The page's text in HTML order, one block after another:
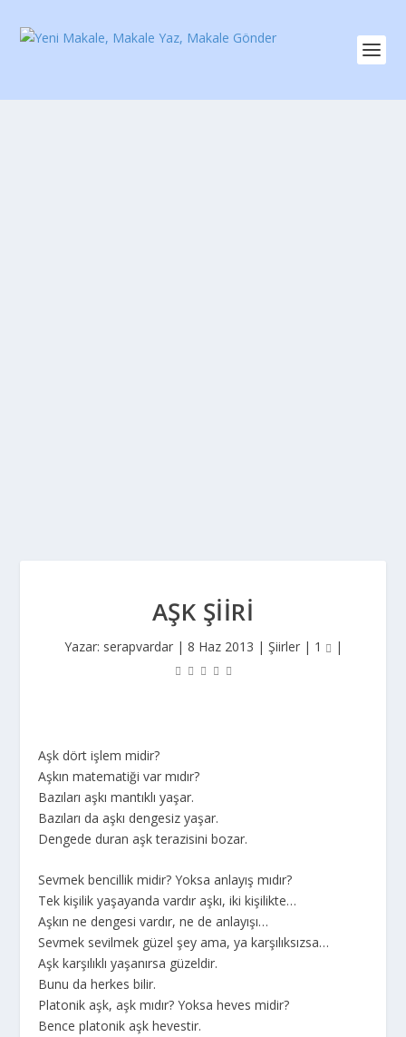
AŞK ŞIIRI
Yazar: serapvardar| 8 Haz 2013 | Şiirler| 1 |
Aşk dört işlem midir?
Aşkın matematiği var mıdır?
Bazıları aşkı mantıklı yaşar.
Bazıları da aşkı dengesiz yaşar.
Dengede duran aşk terazisini bozar.
Sevmek bencillik midir? Yoksa anlayış mıdır?
Tek kişilik yaşayanda vardır aşkı, iki kişilikte…
Aşkın ne dengesi vardır, ne de anlayışı…
Sevmek sevilmek güzel şey ama, ya karşılıksızsa…
Aşk karşılıklı yaşanırsa güzeldir.
Bunu da herkes bilir.
Platonik aşk, aşk mıdır? Yoksa heves midir?
Bence platonik aşk hevestir.